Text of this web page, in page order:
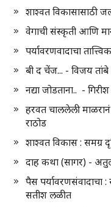
शाश्वत विकासासाठी
वेगाची संस्कृती आणि
पर्यावरणवादाचा
बी द चेंज... - विजय तांबे
नद्या जोडताना.. -
हरवत चाललेली
राठोड
शाश्वत विकास : समग्र
दाह कथा (सागर) -
पैस
सतीश लळीत